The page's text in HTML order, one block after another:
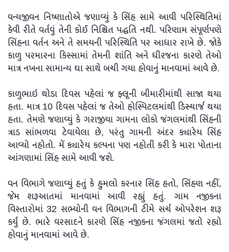
વન્યજીવન નિષ્ણાતોએ જણાવ્યું કે સિંહ સામે આવી પરિસ્થિતિમાં
કેવી રીતે વર્તવું તેની કોઈ નિશ્ચિત પદ્ધતિ નથી. પરિણામ સંપૂર્ણપણે
સિંહના વર્તન અને તે સમયની પરિસ્થિતિ પર આધાર રાખે છે. જોકે
કાળુ પરમારના કિસ્સામાં તેમની શાંતિ અને ધીરજના કારણે તેઓ
માત્ર નખના સામાન્ય ઘા સાથે બચી ગયા હોવાનું માનવામાં આવે છે.
કાળુભાઇ થોડા દિવસ પહેલાં જ ફ્લૂની બીમારીમાંથી સાજા થયા
હતા. માત્ર 10 દિવસ પહેલાં જ તેઓ હોસ્પિટલમાંથી ડિસ્ચાર્જ થયા
હતા. તેમણે જણાવ્યું કે ગરાજીયા ગામના લોકો જંગલમાંથી સિંહની
ત્રાડ સાંભળવા ટેવાયેલા છે, પરંતુ ગામની અંદર ક્યારેય સિંહ
આવ્યો નહોતો. મેં ક્યારેય કલ્પના પણ નહોતી કરી કે મારા પોતાના
આંગણામાં સિંહ સામે આવી જશે.
વન વિભાગે જણાવ્યું હતું કે હુમલો કરનાર સિંહ હતો, સિંહણ નહીં,
જેમ શરૂઆતમાં માનવામાં આવી રહ્યું હતું. ગામ નજીકના
વિસ્તારોમાં 32 સભ્યોની વન વિભાગની ટીમે સર્ચ ઓપરેશન શરૂ
કર્યું છે. ભારે વરસાદને કારણે સિંહ નજીકના જંગલમાં જતો રહ્યો
હોવાનું માનવામાં આવે છે.